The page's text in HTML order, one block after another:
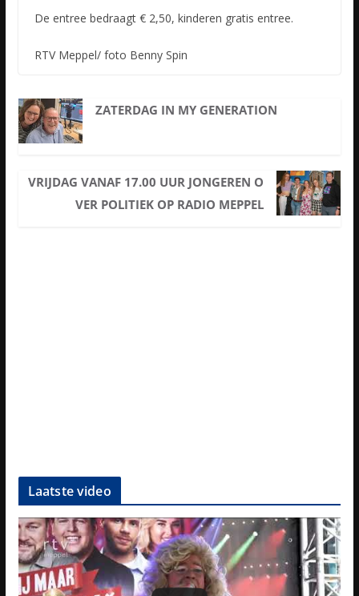
De entree bedraagt € 2,50, kinderen gratis entree.
RTV Meppel/ foto Benny Spin
ZATERDAG IN MY GENERATION
VRIJDAG VANAF 17.00 UUR JONGEREN O
VER POLITIEK OP RADIO MEPPEL
Laatste video